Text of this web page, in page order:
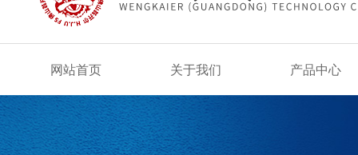
网站首页 关于我们 产品中心